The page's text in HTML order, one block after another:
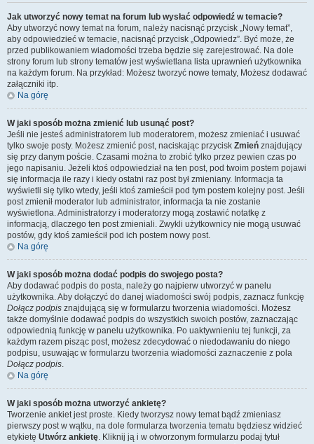
Jak utworzyć nowy temat na forum lub wysłać odpowiedź w temacie?
Aby utworzyć nowy temat na forum, należy nacisnąć przycisk „Nowy temat”,
aby odpowiedzieć w temacie, nacisnąć przycisk „Odpowiedz”. Być może, że
przed publikowaniem wiadomości trzeba będzie się zarejestrować. Na dole
strony forum lub strony tematów jest wyświetlana lista uprawnień użytkownika
na każdym forum. Na przykład: Możesz tworzyć nowe tematy, Możesz dodawać
załączniki itp.
Na górę
W jaki sposób można zmienić lub usunąć post?
Jeśli nie jesteś administratorem lub moderatorem, możesz zmieniać i usuwać
tylko swoje posty. Możesz zmienić post, naciskając przycisk Zmień znajdujący
się przy danym poście. Czasami można to zrobić tylko przez pewien czas po
jego napisaniu. Jeżeli ktoś odpowiedział na ten post, pod twoim postem pojawi
się informacja ile razy i kiedy ostatni raz post był zmieniany. Informacja ta
wyświetli się tylko wtedy, jeśli ktoś zamieścił pod tym postem kolejny post. Jeśli
post zmienił moderator lub administrator, informacja ta nie zostanie
wyświetlona. Administratorzy i moderatorzy mogą zostawić notatkę z
informacją, dlaczego ten post zmieniali. Zwykli użytkownicy nie mogą usuwać
postów, gdy ktoś zamieścił pod ich postem nowy post.
Na górę
W jaki sposób można dodać podpis do swojego posta?
Aby dodawać podpis do posta, należy go najpierw utworzyć w panelu
użytkownika. Aby dołączyć do danej wiadomości swój podpis, zaznacz funkcję
Dołącz podpis znajdującą się w formularzu tworzenia wiadomości. Możesz
także domyślnie dodawać podpis do wszystkich swoich postów, zaznaczając
odpowiednią funkcję w panelu użytkownika. Po uaktywnieniu tej funkcji, za
każdym razem pisząc post, możesz zdecydować o niedodawaniu do niego
podpisu, usuwając w formularzu tworzenia wiadomości zaznaczenie z pola
Dołącz podpis.
Na górę
W jaki sposób można utworzyć ankietę?
Tworzenie ankiet jest proste. Kiedy tworzysz nowy temat bądź zmieniasz
pierwszy post w wątku, na dole formularza tworzenia tematu będziesz widzieć
etykietę Utwórz ankietę. Kliknij ją i w otworzonym formularzu podaj tytuł